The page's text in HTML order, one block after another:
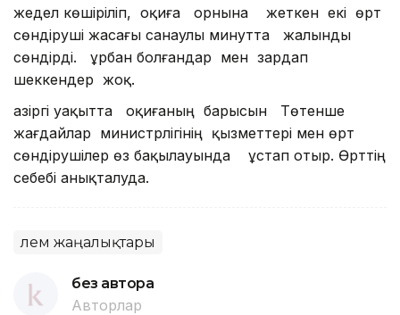
жедел көшіріліп, оқиға орнына жеткен екі өрт
сөндіруші жасағы санаулы минутта жалынды
сөндірді. Құрбан болғандар мен зардап
шеккендер жоқ.
Қазіргі уақытта оқиғаның барысын Төтенше
жағдайлар министрлігінің қызметтері мен өрт
сөндірушілер өз бақылауында ұстап отыр. Өрттің
себебі анықталуда.
Әлем жаңалықтары
без автора
Авторлар